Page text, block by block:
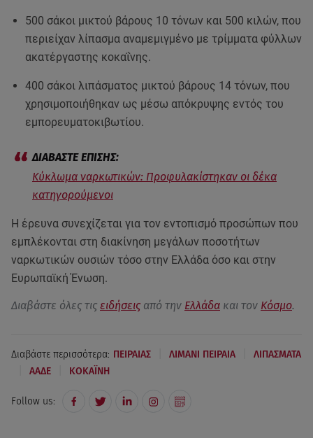
500 σάκοι μικτού βάρους 10 τόνων και 500 κιλών, που
περιείχαν λίπασμα αναμεμιγμένο με τρίμματα φύλλων
ακατέργαστης κοκαΐνης.
400 σάκοι λιπάσματος μικτού βάρους 14 τόνων, που
χρησιμοποιήθηκαν ως μέσω απόκρυψης εντός του
εμπορευματοκιβωτίου.
Κύκλωμα ναρκωτικών: Προφυλακίστηκαν οι δέκα
κατηγορούμενοι
Η έρευνα συνεχίζεται για τον εντοπισμό προσώπων που
εμπλέκονται στη διακίνηση μεγάλων ποσοτήτων
ναρκωτικών ουσιών τόσο στην Ελλάδα όσο και στην
Ευρωπαϊκή Ένωση.
Διαβάστε όλες τις ειδήσεις από την Ελλάδα και τον Κόσμο.
Διαβάστε περισσότερα: ΠΕΙΡΑΙΑΣ ΛΙΜΑΝΙ ΠΕΙΡΑΙΑ ΛΙΠΑΣΜΑΤΑ
ΑΑΔΕ ΚΟΚΑΪΝΗ
Follow us: